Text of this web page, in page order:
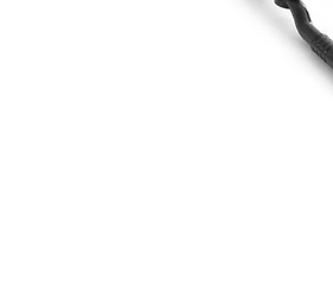
mm
unsoare